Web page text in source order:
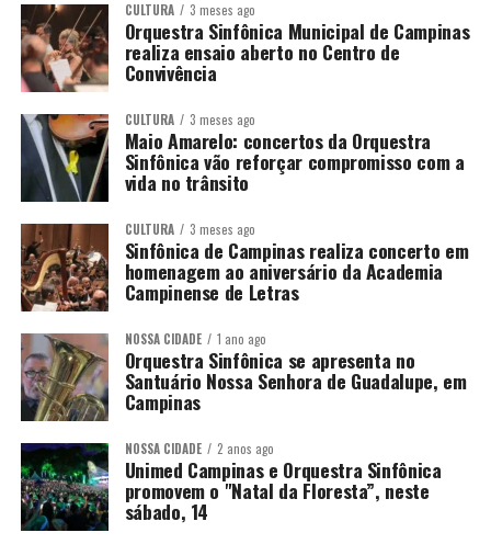
CULTURA 3 meses ago
Orquestra Sinfônica Municipal de Campinas
realiza ensaio aberto no Centro de
Convivência
CULTURA 3 meses ago
Maio Amarelo: concertos da Orquestra
Sinfônica vão reforçar compromisso com a
vida no trânsito
CULTURA 3 meses ago
Sinfônica de Campinas realiza concerto em
homenagem ao aniversário da Academia
Campinense de Letras
NOSSA CIDADE 1 ano ago
Orquestra Sinfônica se apresenta no
Santuário Nossa Senhora de Guadalupe, em
Campinas
NOSSA CIDADE 2 anos ago
Unimed Campinas e Orquestra Sinfônica
promovem o "Natal da Floresta”, neste
sábado, 14